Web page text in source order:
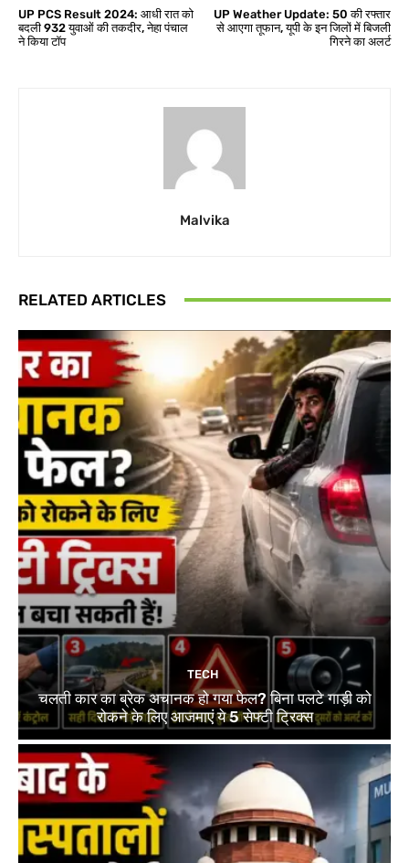
UP PCS Result 2024: आधी रात को
बदली 932 युवाओं की तकदीर, नेहा पंचाल
ने किया टॉप
UP Weather Update: 50 की रफ्तार
से आएगा तूफान, यूपी के इन जिलों में बिजली
गिरने का अलर्ट
Malvika
RELATED ARTICLES
TECH
चलती कार का ब्रेक अचानक हो गया फेल? बिना पलटे गाड़ी को
रोकने के लिए आजमाएं ये 5 सेफ्टी ट्रिक्स